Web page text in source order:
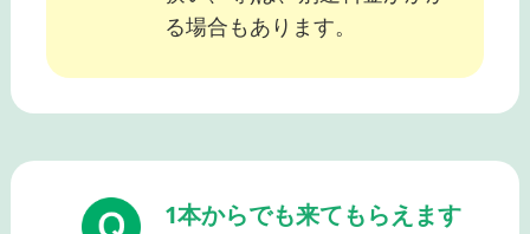
る場合もあります。
1本からでも来てもらえます